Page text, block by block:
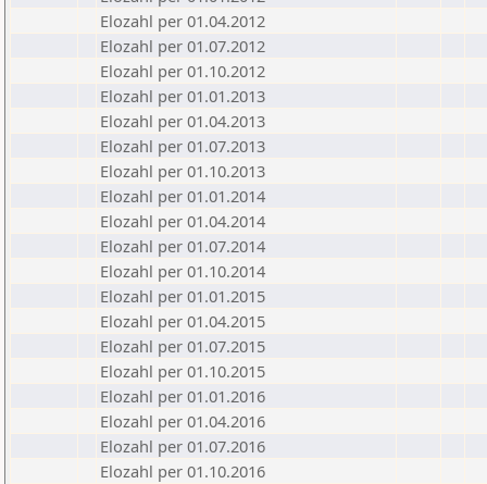
Elozahl per 01.04.2012
Elozahl per 01.07.2012
Elozahl per 01.10.2012
Elozahl per 01.01.2013
Elozahl per 01.04.2013
Elozahl per 01.07.2013
Elozahl per 01.10.2013
Elozahl per 01.01.2014
Elozahl per 01.04.2014
Elozahl per 01.07.2014
Elozahl per 01.10.2014
Elozahl per 01.01.2015
Elozahl per 01.04.2015
Elozahl per 01.07.2015
Elozahl per 01.10.2015
Elozahl per 01.01.2016
Elozahl per 01.04.2016
Elozahl per 01.07.2016
Elozahl per 01.10.2016